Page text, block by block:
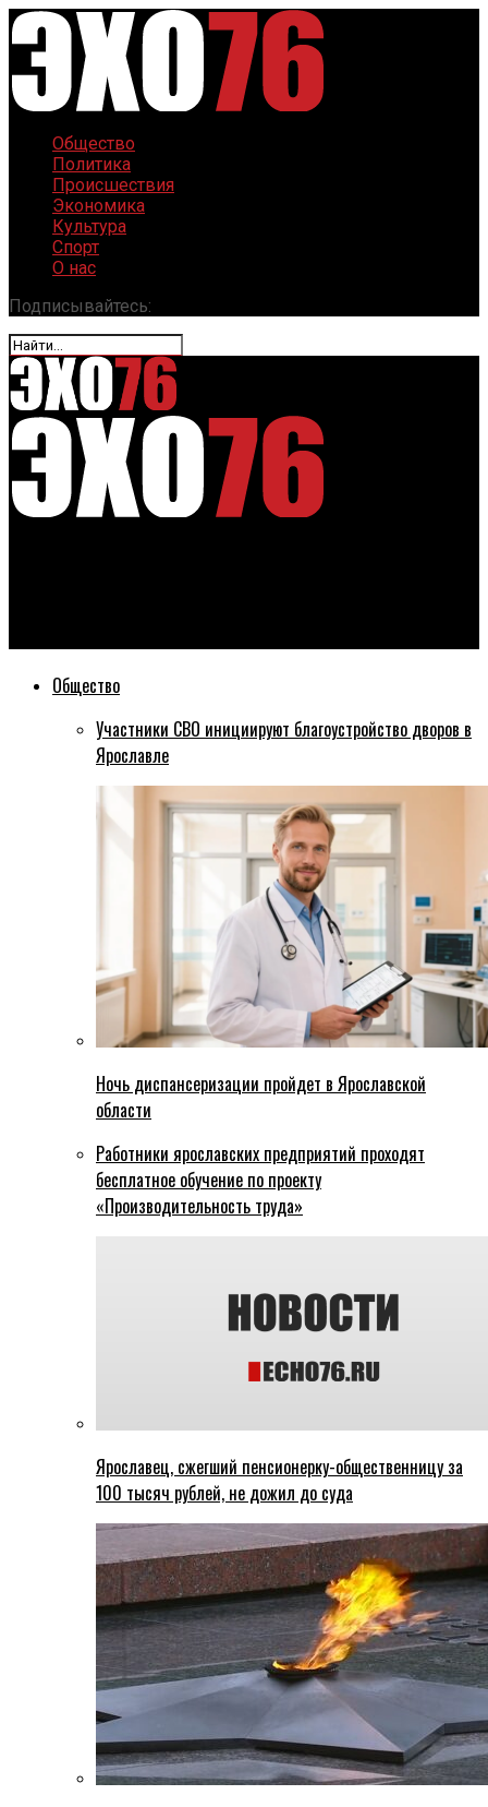
Общество
Политика
Происшествия
Экономика
Культура
Спорт
О нас
Подписывайтесь:
Общество
Участники СВО инициируют благоустройство дворов в
Ярославле
Ночь диспансеризации пройдет в Ярославской
области
Работники ярославских предприятий проходят
бесплатное обучение по проекту
«Производительность труда»
Ярославец, сжегший пенсионерку-общественницу за
100 тысяч рублей, не дожил до суда